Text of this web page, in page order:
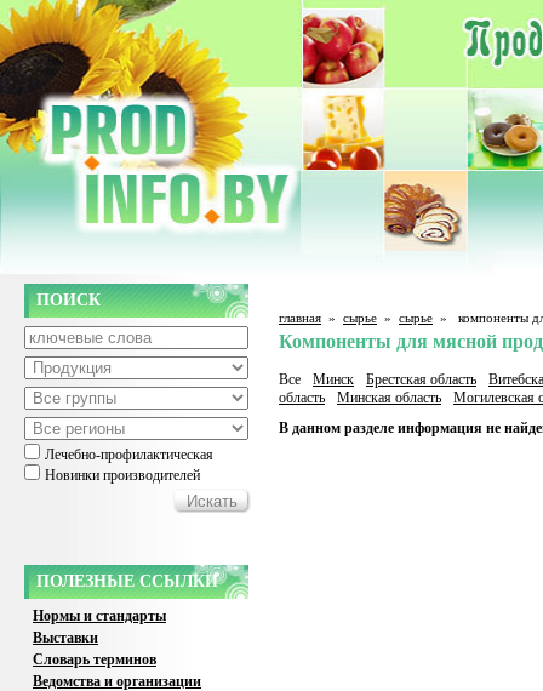
ПОИСК
Лечебно-профилактическая
Новинки производителей
ПОЛЕЗНЫЕ ССЫЛКИ
Нормы и стандарты
Выставки
Словарь терминов
Ведомства и организации
главная » сырье » сырье » компоненты
Компоненты для мясной
Все Минск Брестская область
область
Минская область
Могилевская
В данном разделе информация не